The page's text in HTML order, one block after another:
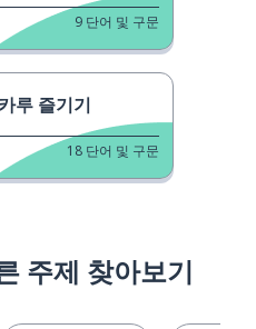
9 단어 및 구문
루 즐기기
18 단어 및 구문
주제 찾아보기